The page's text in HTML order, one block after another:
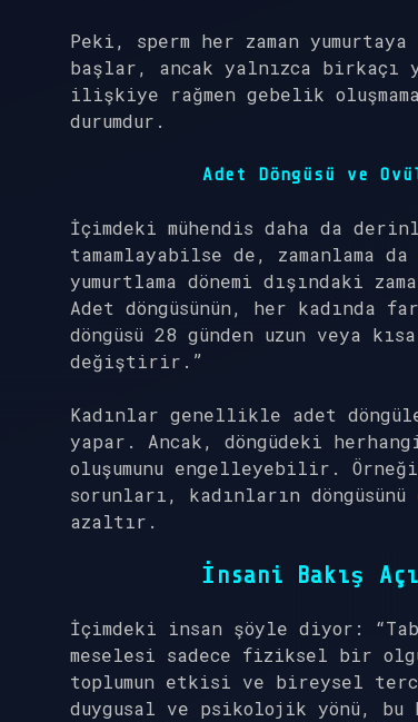
Peki, sperm her zaman
başlar, ancak yalnızca birkaçı
ilişkiye rağmen gebelik
durumdur.
Adet Döngüsü ve
İçimdeki mühendis daha da
tamamlayabilse de, zamanlama
yumurtlama dönemi dışındaki
Adet döngüsünün, her kadında
döngüsü 28 günden uzun veya
değiştirir.”
Kadınlar genellikle adet
yapar. Ancak, döngüdeki
oluşumunu engelleyebilir.
sorunları, kadınların
azaltır.
İnsani Bakış
İçimdeki insan şöyle diyor:
meselesi sadece fiziksel bir
toplumun etkisi ve bireysel
duygusal ve psikolojik yönü, bu